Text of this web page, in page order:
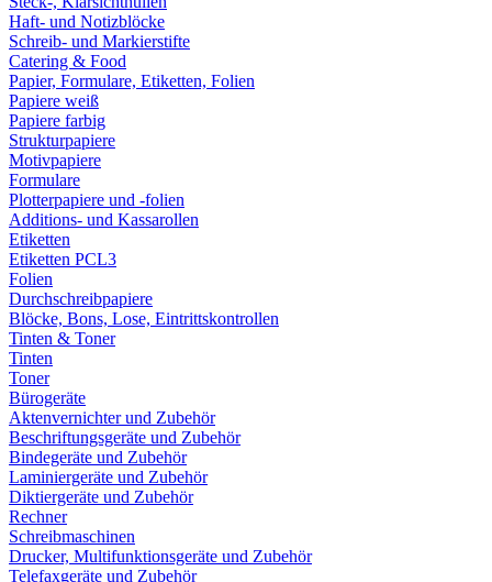
Haft- und Notizblöcke
Schreib- und Markierstifte
Catering & Food
Papier, Formulare, Etiketten, Folien
Papiere weiß
Papiere farbig
Strukturpapiere
Motivpapiere
Formulare
Plotterpapiere und -folien
Additions- und Kassarollen
Etiketten
Etiketten PCL3
Folien
Durchschreibpapiere
Blöcke, Bons, Lose, Eintrittskontrollen
Tinten & Toner
Tinten
Toner
Bürogeräte
Aktenvernichter und Zubehör
Beschriftungsgeräte und Zubehör
Bindegeräte und Zubehör
Laminiergeräte und Zubehör
Diktiergeräte und Zubehör
Rechner
Schreibmaschinen
Drucker, Multifunktionsgeräte und Zubehör
Telefaxgeräte und Zubehör